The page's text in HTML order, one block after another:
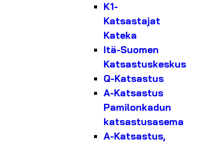
K1-
Katsastajat
Kateka
Itä-Suomen
Katsastuskeskus
Q-Katsastus
A-Katsastus
Pamilonkadun
katsastusasema
A-Katsastus,